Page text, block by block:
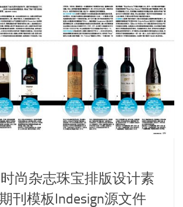
尚杂志珠宝排版设计素
刊模板Indesign源文件